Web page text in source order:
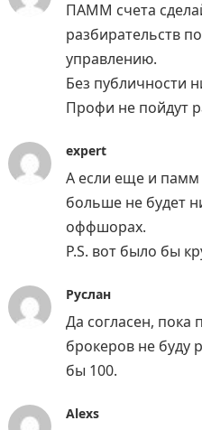
ПАММ счета
разбирательств
управлению.
Без публичности
Профи не пойдут
expert
А если еще и памм
больше не будет
оффшорах.
P.S. вот было бы
Руслан
Да согласен, пока
брокеров не буду
бы 100.
Alexs